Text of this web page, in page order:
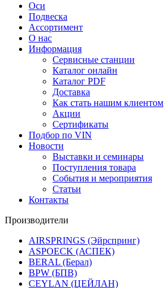
Оси
Подвеска
Ассортимент
О нас
Информация
Сервисные станции
Каталог онлайн
Каталог PDF
Доставка
Как стать нашим клиентом
Акции
Сертификаты
Подбор по VIN
Новости
Выставки и семинары
Поступления товара
События и мероприятия
Статьи
Контакты
Производители
AIRSPRINGS (Эйрспринг)
ASPOECK (АСПЕК)
BERAL (Берал)
BPW (БПВ)
CEYLAN (ЦЕЙЛАН)